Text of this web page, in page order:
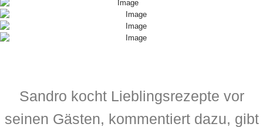
Sandro kocht Lieblingsrezepte vor
seinen Gästen, kommentiert dazu, gibt